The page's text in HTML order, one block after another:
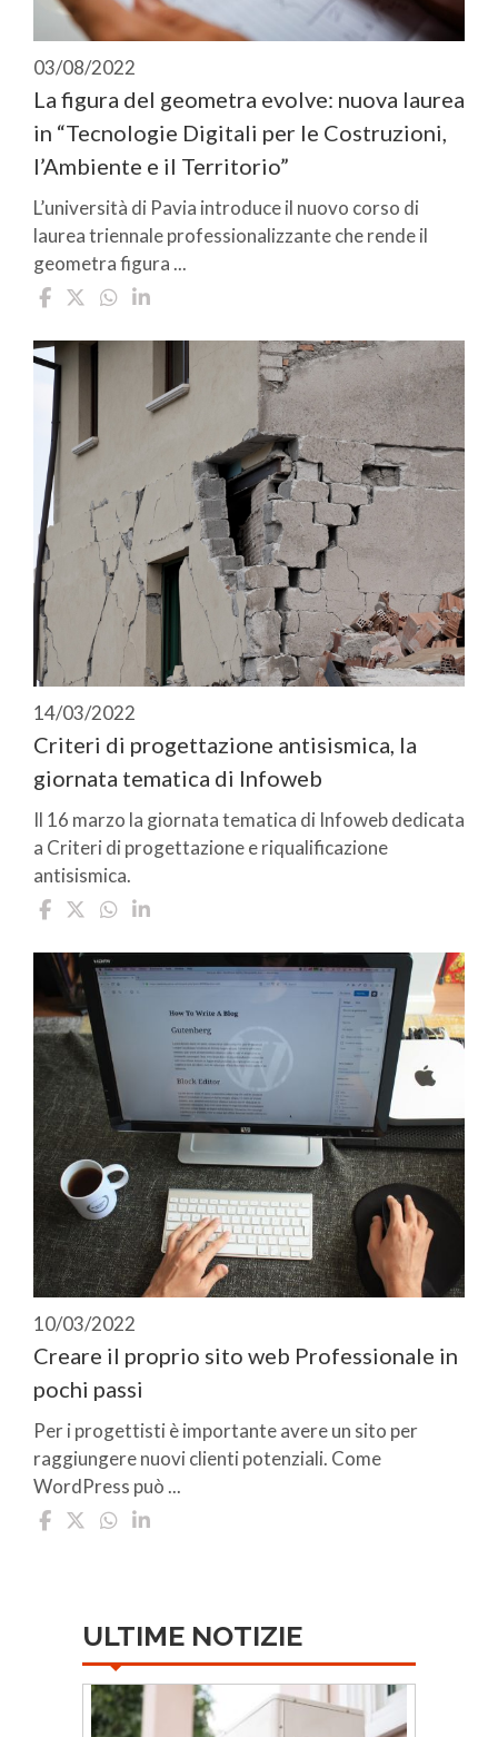
03/08/2022
La figura del geometra evolve: nuova laurea
in “Tecnologie Digitali per le Costruzioni,
l’Ambiente e il Territorio”
L’università di Pavia introduce il nuovo corso di
laurea triennale professionalizzante che rende il
geometra figura ...
14/03/2022
Criteri di progettazione antisismica, la
giornata tematica di Infoweb
Il 16 marzo la giornata tematica di Infoweb dedicata
a Criteri di progettazione e riqualificazione
antisismica.
10/03/2022
Creare il proprio sito web Professionale in
pochi passi
Per i progettisti è importante avere un sito per
raggiungere nuovi clienti potenziali. Come
WordPress può ...
ULTIME NOTIZIE